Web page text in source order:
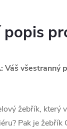
popis
Váš všestranný
žebřík, který
Pak je žebřík